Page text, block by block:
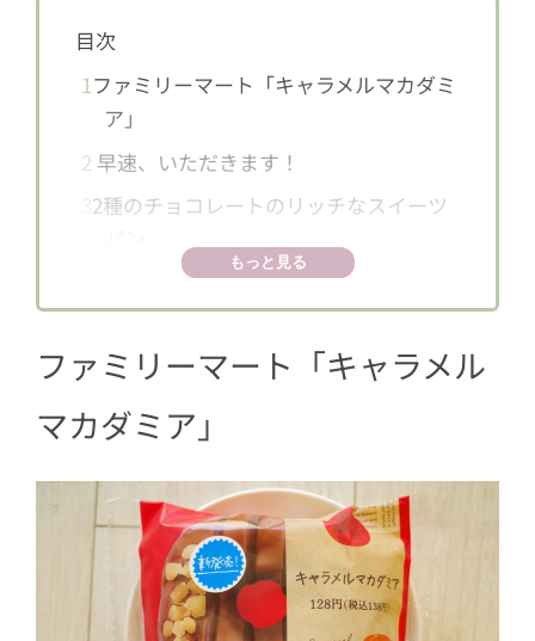
目次
1ファミリーマート「キャラメルマカダミ
ア」
2 早速、いただきます！
2種のチョコレートのリッチなスイーツ
もっと見る
ファミリーマート「キャラメル
マカダミア」